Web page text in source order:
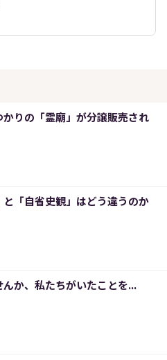
りの「霊廟」が分譲販売され
と「自省史観」はどう違うのか
んか、私たちがいたことを...